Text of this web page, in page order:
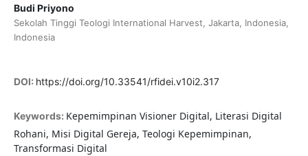
Budi Priyono
Sekolah Tinggi Teologi International Harvest, Jakarta, Indonesia,
Indonesia
DOI: https://doi.org/10.33541/rfidei.v10i2.317
Keywords: Kepemimpinan Visioner Digital, Literasi Digital
Rohani, Misi Digital Gereja, Teologi Kepemimpinan,
Transformasi Digital